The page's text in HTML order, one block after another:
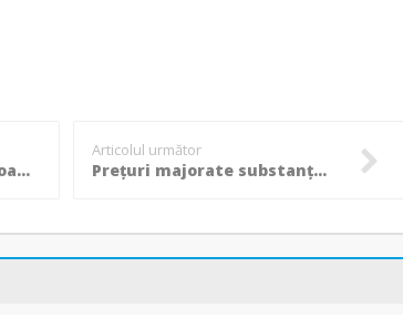
Finanțări de 300 de milioane de euro pentru județul Botoșani, prin Programul „Anghel Saligny”
Articolul următor
Prețuri majorate substanțial în zonele publice de agrement. „Puneți-vă în locul unei familii cu doi copii” (video)